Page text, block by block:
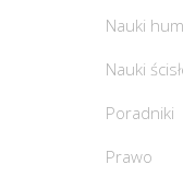
Nauki
Nauki
Poradniki
Prawo